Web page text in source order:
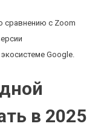
сравнению с Zoom
Google.
в 2025